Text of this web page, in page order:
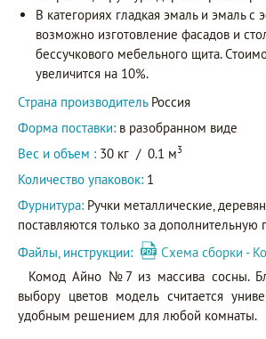
В категориях гладкая эмаль и эмаль с
возможно изготовление фасадов и
бессучкового мебельного щита.
увеличится на 10%.
Страна производитель Россия
Форма поставки: в разобранном виде
Вес и объем : 30 кг / 0.1 м3
Количество упаковок: 1
Фурнитура: Ручки металлические,
поставляются только за дополнительную
Файлы, инструкции:
Схема сборки -
Комод Айно №7 из массива сосны.
выбору цветов модель считается
удобным решением для любой комнаты.